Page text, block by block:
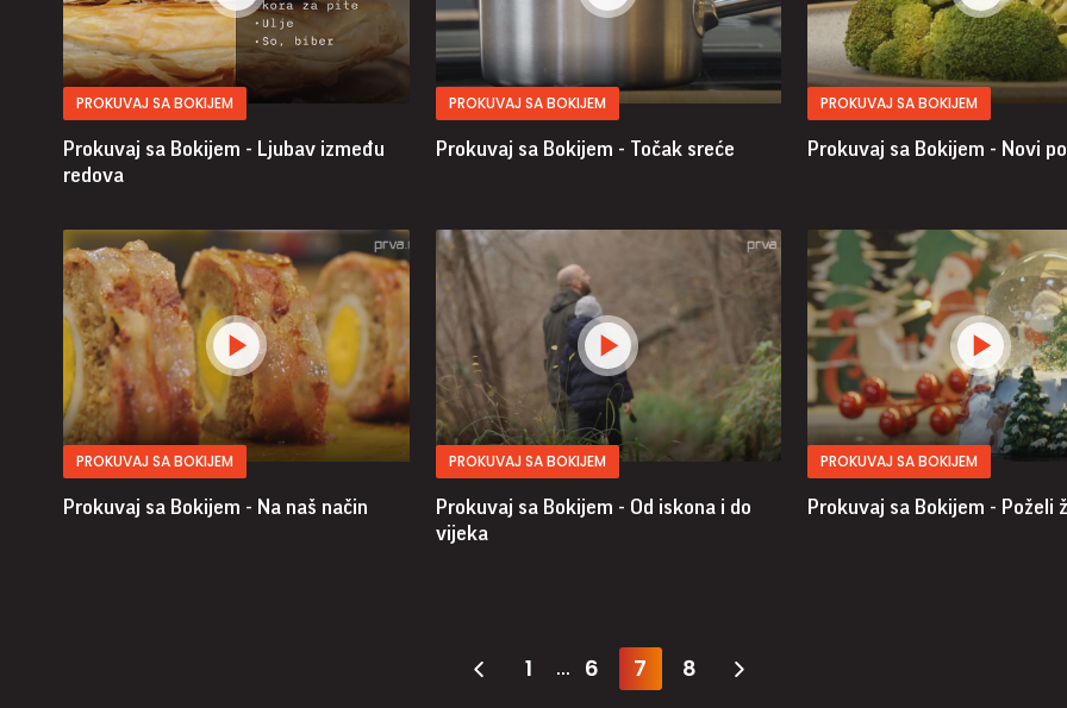
PROKUVAJ SA BOKIJEM
Prokuvaj sa Bokijem - Ljubav između
redova
PROKUVAJ SA BOKIJEM
Prokuvaj sa Bokijem - Točak sreće
PROKUVAJ SA BOKIJEM
Prokuvaj sa Bokijem - Novi
PROKUVAJ SA BOKIJEM
Prokuvaj sa Bokijem - Na naš način
PROKUVAJ SA BOKIJEM
Prokuvaj sa Bokijem - Od iskona i do
vijeka
PROKUVAJ SA BOKIJEM
Prokuvaj sa Bokijem - Poželi
1 ... 6 7 8